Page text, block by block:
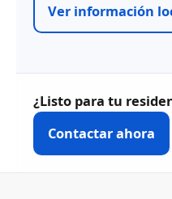
Ver información
¿Listo para tu
Contactar ahora